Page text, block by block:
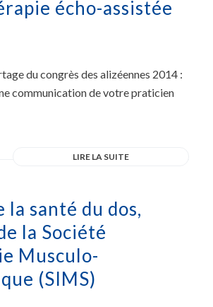
écho-assistée
du congrès des alizéennes 2014 :
communication de votre praticien
LIRE LA SUITE
la santé du dos,
la Société
Musculo-
(SIMS)